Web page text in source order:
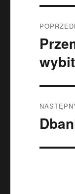
wpisu
Poprzedni
Następny